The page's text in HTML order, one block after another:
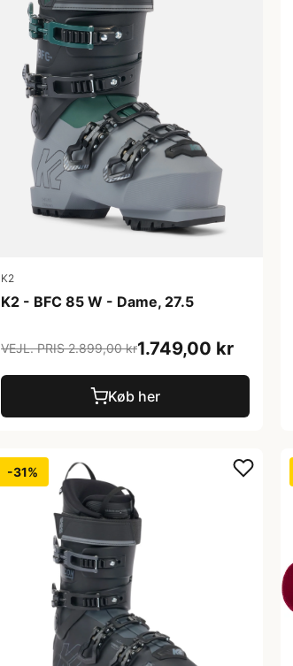
K2
K2 - BFC 85 W - Dame, 27.5
VEJL. PRIS 2.899,00 kr1.749,00 kr
Køb her
-31%